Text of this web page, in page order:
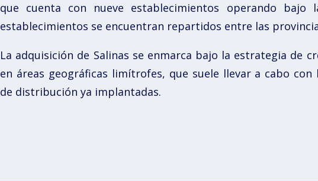
que cuenta con nueve establecimientos operando bajo
establecimientos se encuentran repartidos entre las
La adquisición de Salinas se enmarca bajo la estrategia de
en áreas geográficas limítrofes, que suele llevar a cabo con
de distribución ya implantadas.